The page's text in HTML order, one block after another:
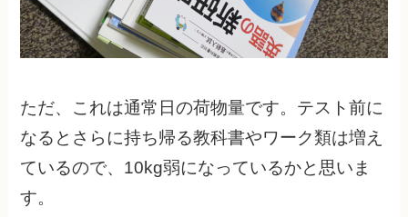
ただ、これは通常日の荷物量です。テスト前に
なるとさらに持ち帰る教科書やワーク類は増え
ているので、10kg弱になっているかと思いま
す。